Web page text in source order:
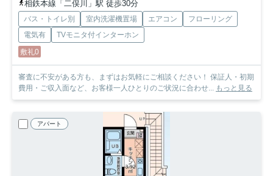
相鉄本線「二俣川」駅 徒歩30分
バス・トイレ別 室内洗濯機置場 エアコン
フローリング
電気有
TVモニタ付インターホン
敷礼0
審査に不安がある方も、まずはお気軽にご相談ください！ 保証人・初期
費用・ご収入面など、お客様一人ひとりのご状況に合わせ...
もっと見る
アパート